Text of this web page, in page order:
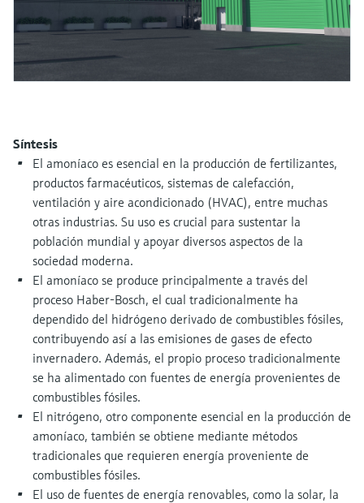
Visor de dispositivos
Encuentre información y documentación
código de pedido o número de serie
electromecánico
Medición de nivel por barrera de
microondas
Ver todos
Medición mediante transmisión de
Ver todos
la transparencia de los procesos
para una toma de decisiones más
sólida y fundamentada
Síntesis
El amoníaco es esencial en la producción de fertilizantes,
productos farmacéuticos, sistemas de calefacción,
ventilación y aire acondicionado (HVAC), entre muchas
otras industrias. Su uso es crucial para sustentar la
población mundial y apoyar diversos aspectos de la
sociedad moderna.
El amoníaco se produce principalmente a través del
proceso Haber-Bosch, el cual tradicionalmente ha
dependido del hidrógeno derivado de combustibles fósiles,
contribuyendo así a las emisiones de gases de efecto
invernadero. Además, el propio proceso tradicionalmente
se ha alimentado con fuentes de energía provenientes de
combustibles fósiles.
El nitrógeno, otro componente esencial en la producción de
amoníaco, también se obtiene mediante métodos
tradicionales que requieren energía proveniente de
combustibles fósiles.
El uso de fuentes de energía renovables, como la solar, la